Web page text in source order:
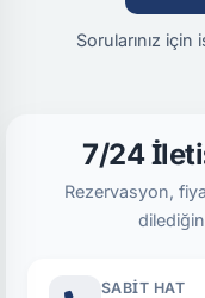
Sorularınız
7/24
Rezervasyon,
SABIT HAT